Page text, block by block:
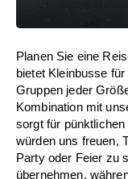
Planen Sie eine
bietet Kleinbusse
Gruppen jeder
Kombination mit
sorgt für
würden uns freuen,
Party oder Feier zu
übernehmen,